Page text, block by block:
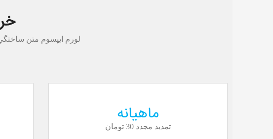
لورم ايپسوم متن
ماهیانه
تمدید مجدد 30 تومان